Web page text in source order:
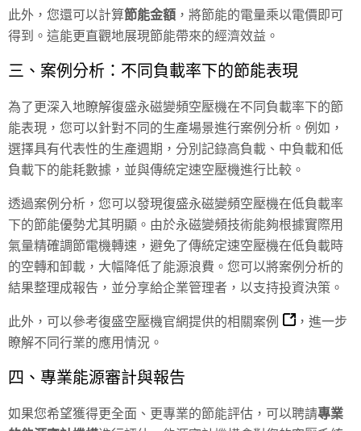
此外，您還可以計算節能金額 ，將節能的電量乘以電價即可
得到。這能更直觀地展現節能帶來的經濟效益。
三、案例分析：不同負載率下的節能表現
為了更深入地瞭解復盛永磁變頻空壓機在不同負載率下的節
能表現，您可以針對不同的生產場景進行案例分析。例如，
選擇具有代表性的生產週期，分別記錄高負載、中負載和低
負載下的能耗數據，並與傳統定速空壓機進行比較。
透過案例分析，您可以發現復盛永磁變頻空壓機在低負載率
下的節能優勢尤其明顯。由於永磁變頻技術能夠根據實際用
氣量精確調節電機轉速，避免了傳統定速空壓機在低負載時
的空轉和卸載，大幅降低了能源浪費。您可以將案例分析的
結果整理成報告，並分享給企業管理者，以支持投資決策。
此外，可以參考復盛空壓機官網提供的相關案例
，進一步
瞭解不同行業的應用情況。
四、專業能源審計與報告
如果您希望獲得更全面、更專業的節能評估，可以聘請專業